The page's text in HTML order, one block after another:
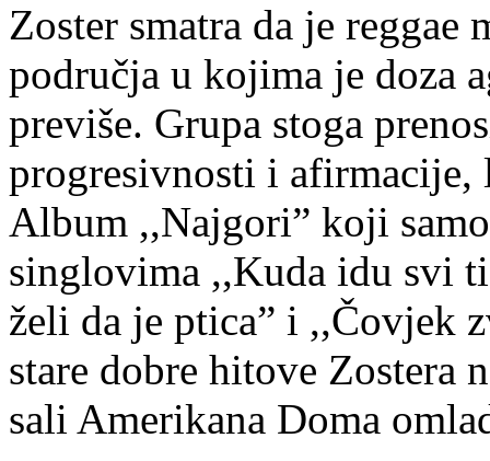
Zoster smatra da je reggae
područja u kojima je doza
previše. Grupa stoga
progresivnosti i afirmacije,
Album ,,Najgori” koji
singlovima ,,Kuda idu svi
želi da je ptica” i ,,Čovjek
stare dobre hitove Zostera
sali Amerikana Doma